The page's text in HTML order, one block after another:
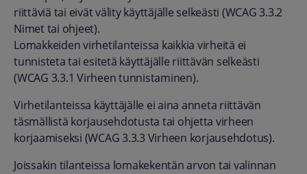
riittäviä tai eivät välity käyttäjälle selkeästi (WCAG 3.3.2
Nimet tai ohjeet).
Lomakkeiden virhetilanteissa kaikkia virheitä ei
tunnisteta tai esitetä käyttäjälle riittävän selkeästi
(WCAG 3.3.1 Virheen tunnistaminen).
Virhetilanteissa käyttäjälle ei aina anneta riittävän
täsmällistä korjausehdotusta tai ohjetta virheen
korjaamiseksi (WCAG 3.3.3 Virheen korjausehdotus).
Joissakin tilanteissa lomakekentän arvon tai valinnan